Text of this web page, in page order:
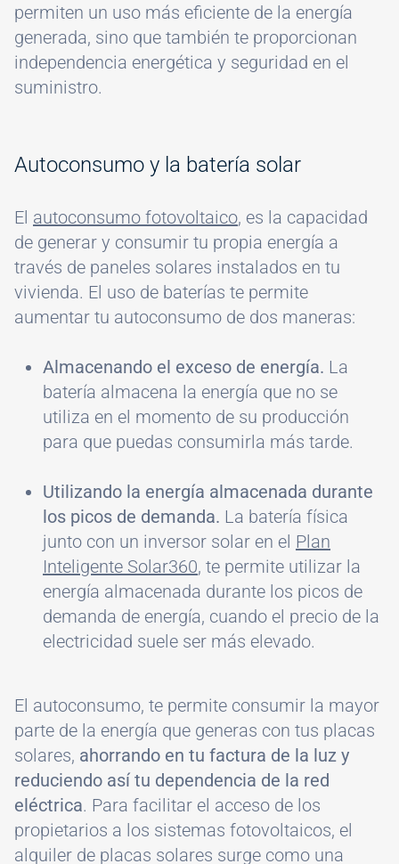
permiten un uso más eficiente de la energía
generada, sino que también te proporcionan
independencia energética y seguridad en el
suministro.
Autoconsumo y la batería solar
El autoconsumo fotovoltaico, es la capacidad
de generar y consumir tu propia energía a
través de paneles solares instalados en tu
vivienda. El uso de baterías te permite
aumentar tu autoconsumo de dos maneras:
Almacenando el exceso de energía. La
batería almacena la energía que no se
utiliza en el momento de su producción
para que puedas consumirla más tarde.
Utilizando la energía almacenada durante
los picos de demanda. La batería física
junto con un inversor solar en el Plan
Inteligente Solar360, te permite utilizar la
energía almacenada durante los picos de
demanda de energía, cuando el precio de la
electricidad suele ser más elevado.
El autoconsumo, te permite consumir la mayor
parte de la energía que generas con tus placas
solares, ahorrando en tu factura de la luz y
reduciendo así tu dependencia de la red
eléctrica. Para facilitar el acceso de los
propietarios a los sistemas fotovoltaicos, el
alquiler de placas solares surge como una